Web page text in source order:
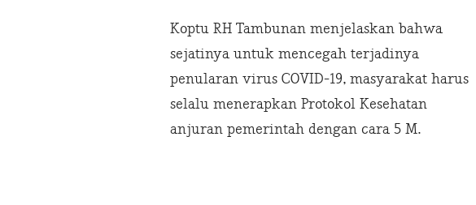
Koptu RH Tambunan menjelaskan bahwa
sejatinya untuk mencegah terjadinya
penularan virus COVID-19, masyarakat harus
selalu menerapkan Protokol Kesehatan
anjuran pemerintah dengan cara 5 M.